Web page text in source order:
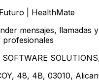
| HealthMate
mensajes, llamadas
profesionales
48, 4B, 03010,